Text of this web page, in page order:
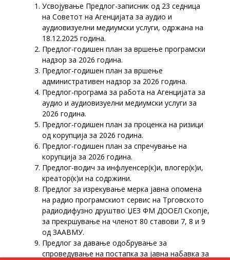
Усвојување Предлог-записник од 23 седница
на Советот на Агенцијата за аудио и
аудиовизуелни медиумски услуги, одржана на
18.12.2025 година.
Предлог-годишен план за вршење програмски
надзор за 2026 година.
Предлог-годишен план за вршење
административен надзор за 2026 година.
Предлог-програма за работа на Агенцијата за
аудио и аудиовизуелни медиумски услуги за
2026 година.
Предлог-годишен план за проценка на ризици
од корупција за 2026 година.
Предлог-годишен план за спречување на
корупција за 2026 година.
Предлог-водич за инфлуенсер(к)и, влогер(к)и,
креатор(к)и на содржини.
Предлог за изрекување мерка јавна опомена
на радио програмскиот сервис на Трговското
радиодифузно друштво ЏЕЗ ФМ ДООЕЛ Скопје,
за прекршување на членот 80 ставови 7, 8 и 9
од ЗААВМУ.
Предлог за давање одобрување за
спроведување на постапка за јавна набавка за